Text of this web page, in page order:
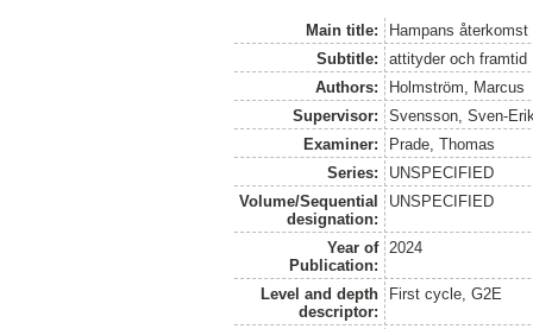
Main title:
Hampans
Subtitle:
attityder och framtid
Authors:
Holmström, Marcus
Supervisor:
Svensson, Sven-
Examiner:
Prade, Thomas
Series:
UNSPECIFIED
Volume/Sequential
designation:
UNSPECIFIED
Year of
Publication:
2024
Level and depth
descriptor:
First cycle, G2E